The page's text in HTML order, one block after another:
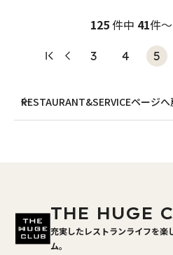
125件中 41件～
3 4 5
RESTAURANT&SERVICEページへ
THE HUGE
充実したレストランライフを楽
ム。